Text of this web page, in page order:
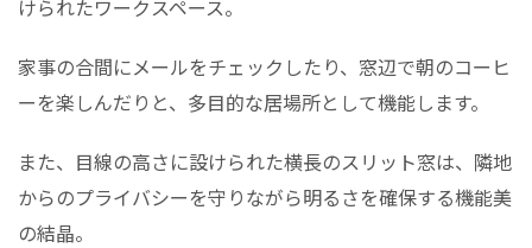
けられたワークスペース。
家事の合間にメールをチェックしたり、窓辺で朝のコーヒ
ーを楽しんだりと、多目的な居場所として機能します。
また、目線の高さに設けられた横長のスリット窓は、隣地
からのプライバシーを守りながら明るさを確保する機能美
の結晶。